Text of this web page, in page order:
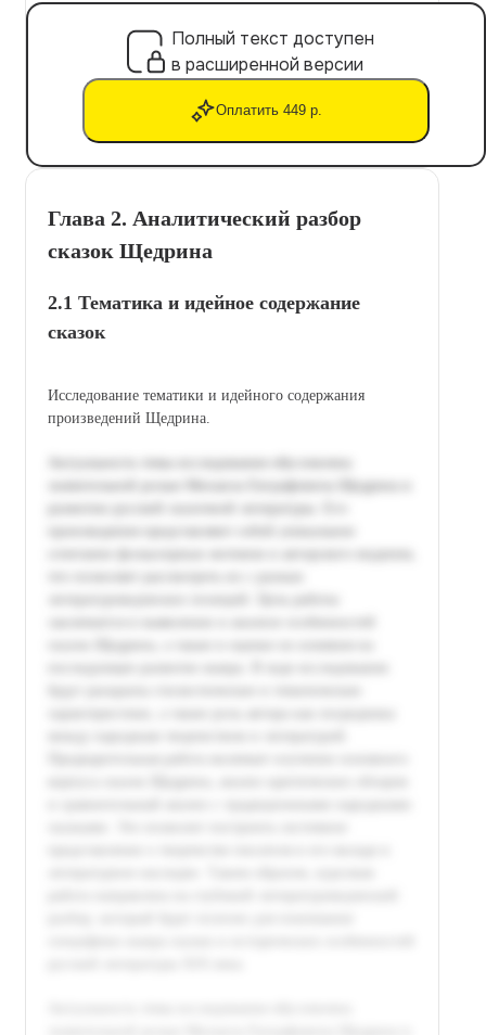
Полный текст доступен
в расширенной версии
Оплатить 449 р.
Глава 2. Аналитический разбор
сказок Щедрина
2.1 Тематика и идейное содержание
сказок
Исследование тематики и идейного содержания
произведений Щедрина.